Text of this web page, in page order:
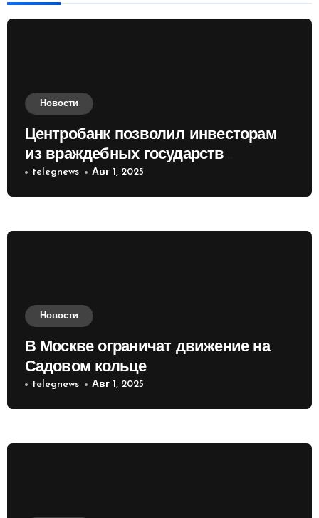
Новости
Центробанк позволил инвесторам
из враждебных государств
приобретать валюту
telegnews Авг 1, 2025
Новости
В Москве ограничат движение на
Садовом кольце
telegnews Авг 1, 2025